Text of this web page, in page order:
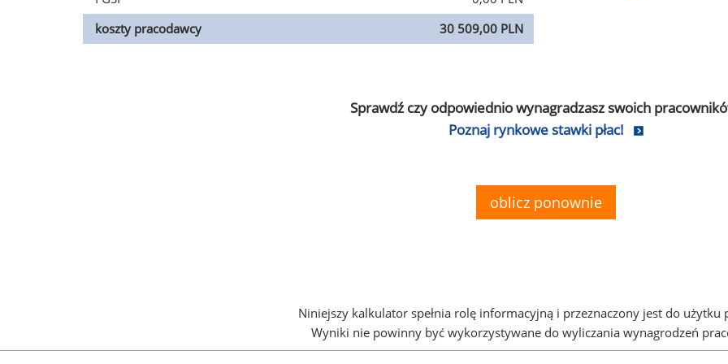
koszty pracodawcy
30 509,00 PLN
Sprawdź czy odpowiednio wynagradzasz swoich
Poznaj rynkowe stawki płac!
oblicz ponownie
Niniejszy kalkulator spełnia rolę informacyjną i przeznaczony jest do użytku
Wyniki nie powinny być wykorzystywane do wyliczania wynagrodzeń